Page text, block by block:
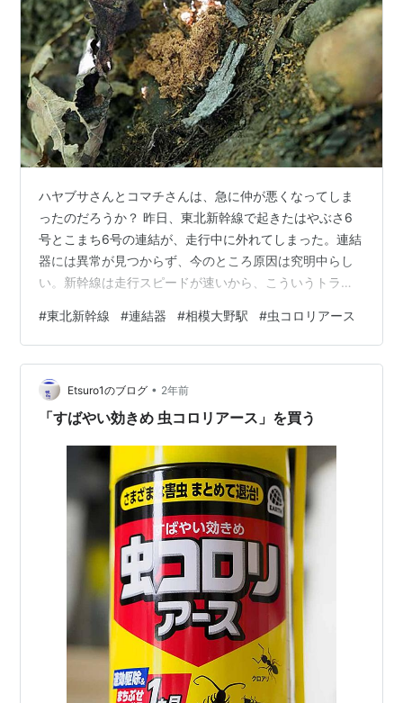
ハヤブサさんとコマチさんは、急に仲が悪くなってしま
ったのだろうか？ 昨日、東北新幹線で起きたはやぶさ6
号とこまち6号の連結が、走行中に外れてしまった。連結
器には異常が見つからず、今のところ原因は究明中らし
い。新幹線は走行スピードが速いから、こういうトラブ
着可能な構造なのだから、そりゃ外れるコトだってある
だろうと考えるのはダメだろうか？ あってはならない事
故とか、あり得ない・・・みたいなコメントが報道では
されていたけれど、だいたい事故や故障というのはそ～
ゆ～モンだろうと思うのだが。 昔話が多くなってしまう
#東北新幹線 #連結器 #相模大野駅 #虫コロリアース
Etsuro1のブログ • 2年前
「すばやい効きめ 虫コロリアース」を買う